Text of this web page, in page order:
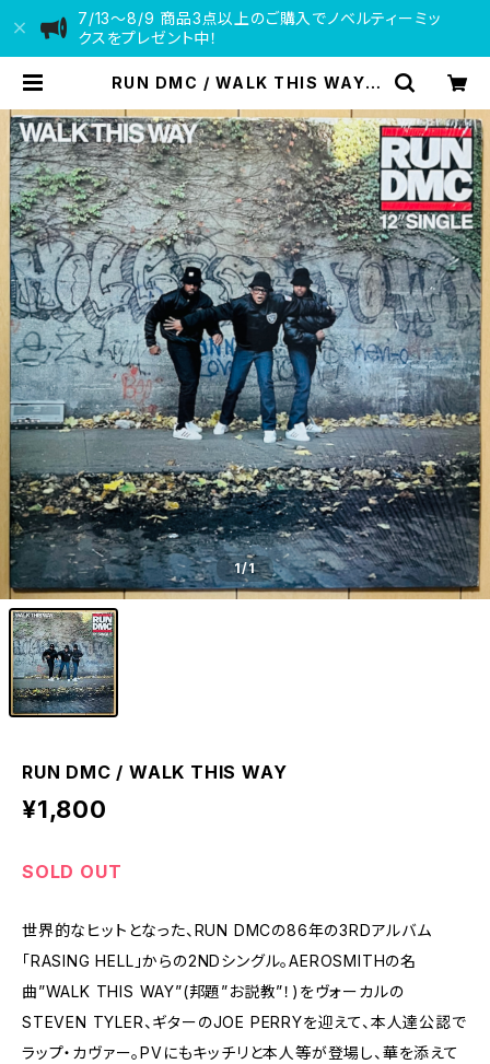
7/13〜8/9 商品3点以上のご購入でノベルティーミッ
クスをプレゼント中！
RUN DMC / WALK THIS WAY |
1/1
RUN DMC / WALK THIS WAY
¥1,800
SOLD OUT
世界的なヒットとなった、RUN DMCの86年の3RDアルバム
「RASING HELL」からの2NDシングル。AEROSMITHの名
曲”WALK THIS WAY”(邦題”お説教”！)をヴォーカルの
STEVEN TYLER、ギターのJOE PERRYを迎えて、本人達公認で
ラップ・カヴァー。PVにもキッチリと本人等が登場し、華を添えて